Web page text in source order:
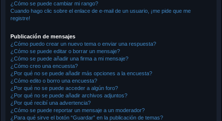
¿Cómo se puede cambiar mi rango?
Cuando hago clic sobre el enlace de e-mail de un usuario, ¡me pide que me
registre!
Publicación de mensajes
¿Cómo puedo crear un nuevo tema o enviar una respuesta?
¿Cómo se puede editar o borrar un mensaje?
¿Cómo se puede añadir una firma a mi mensaje?
¿Cómo creo una encuesta?
¿Por qué no se puede añadir más opciones a la encuesta?
¿Cómo edito o borro una encuesta?
¿Por qué no se puede acceder a algún foro?
¿Por qué no se puede añadir archivos adjuntos?
¿Por qué recibí una advertencia?
¿Cómo se puede reportar un mensaje a un moderador?
¿Para qué sirve el botón “Guardar” en la publicación de temas?